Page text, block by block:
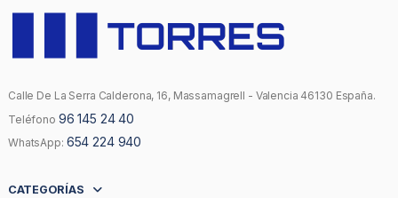
Calle De La Serra Calderona, 16, Massamagrell - Valencia 46130 España.
Teléfono 96 145 24 40
WhatsApp: 654 224 940
CATEGORÍAS